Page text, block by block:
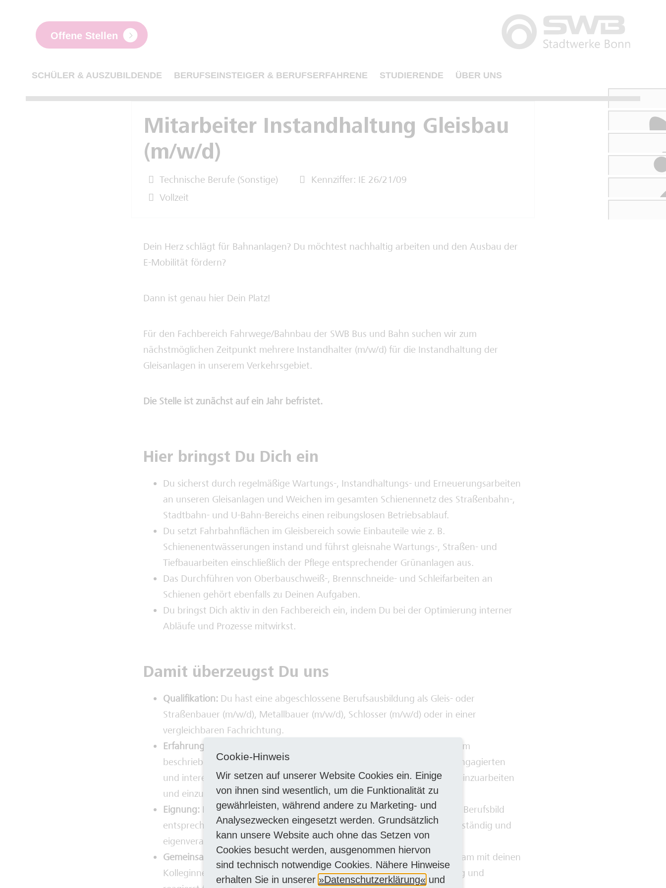
Offene Stellen
SCHÜLER & AUSZUBILDENDE BERUFSEINSTEIGER & BERUFSERFAHRENE STUDIERENDE ÜBER UNS
Mitarbeiter Instandhaltung Gleisbau
(m/w/d)
Technische Berufe (Sonstige)
Vollzeit
Kennziffer: IE 26/21/09
Dein Herz schlägt für Bahnanlagen? Du möchtest nachhaltig arbeiten und den Ausbau der
E-Mobilität fördern?
Dann ist genau hier Dein Platz!
Für den Fachbereich Fahrwege/Bahnbau der SWB Bus und Bahn suchen wir zum
nächstmöglichen Zeitpunkt mehrere Instandhalter (m/w/d) für die Instandhaltung der
Gleisanlagen in unserem Verkehrsgebiet.
Die Stelle ist zunächst auf ein Jahr befristet.
Hier bringst Du Dich ein
Du sicherst durch regelmäßige Wartungs-, Instandhaltungs- und Erneuerungsarbeiten
an unseren Gleisanlagen und Weichen im gesamten Schienennetz des Straßenbahn-,
Stadtbahn- und U-Bahn-Bereichs einen reibungslosen Betriebsablauf.
Du setzt Fahrbahnflächen im Gleisbereich sowie Einbauteile wie z. B.
Schienenentwässerungen instand und führst gleisnahe Wartungs-, Straßen- und
Tiefbauarbeiten einschließlich der Pflege entsprechender Grünanlagen aus.
Das Durchführen von Oberbauschweiß-, Brennschneide- und Schleifarbeiten an
Schienen gehört ebenfalls zu Deinen Aufgaben.
Du bringst Dich aktiv in den Fachbereich ein, indem Du bei der Optimierung interner
Abläufe und Prozesse mitwirkst.
Damit überzeugst Du uns
Qualifikation: Du hast eine abgeschlossene Berufsausbildung als Gleis- oder
Straßenbauer (m/w/d), Metallbauer (m/w/d), Schlosser (m/w/d) oder in einer
vergleichbaren Fachrichtung.
Erfahrung:
Idealerweise besitzt du bereits mehrjährige Berufserfahrung im
beschriebenen Aufgabengebiet. Ist dies nicht der Fall, geben wir auch engagierten
und interessierten Quereinsteigern (m/w/d) gerne die Möglichkeit, sich einzuarbeiten
und einzubringen.
Eignung: Du bringst die Tauglichkeit mit, um alle Arbeiten, die dem o. g. Berufsbild
entsprechen, unter den verschiedenen klimatischen Bedingungen selbstständig und
eigenverantwortlich mit der notwendigen Zuverlässigkeit auszuführen.
Gemeinsam zum Erfolg: Mit ausgeprägtem Teamgeist ziehst du gemeinsam mit deinen
Kolleginnen und Kollegen an einem Strang, unterstützt euch gegenseitig und
Cookie-Hinweis
Wir setzen auf unserer Website Cookies ein. Einige
von ihnen sind wesentlich, um die Funktionalität zu
gewährleisten, während andere zu Marketing- und
Analysezwecken eingesetzt werden. Grundsätzlich
kann unsere Website auch ohne das Setzen von
Cookies besucht werden, ausgenommen hiervon
sind technisch notwendige Cookies. Nähere Hinweise
erhalten Sie in unserer
Datenschutzerklärung
und